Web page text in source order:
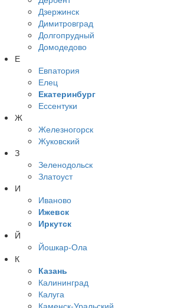
Дзержинск
Димитровград
Долгопрудный
Домодедово
Е
Евпатория
Елец
Екатеринбург
Ессентуки
Ж
Железногорск
Жуковский
З
Зеленодольск
Златоуст
И
Иваново
Ижевск
Иркутск
Й
Йошкар-Ола
К
Казань
Калининград
Калуга
Каменск-Уральский